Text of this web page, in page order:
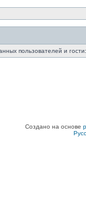
пользователей и
Создано на основе